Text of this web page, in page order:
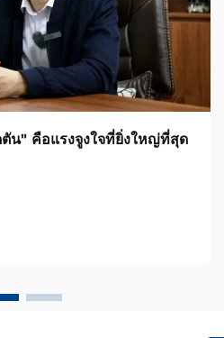
น" คือแรงจูงใจที่ยิ่งใหญ่ที่สุด